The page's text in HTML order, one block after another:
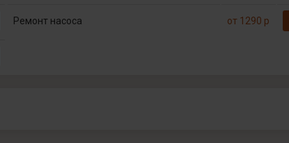
Ремонт насоса от 1290 р